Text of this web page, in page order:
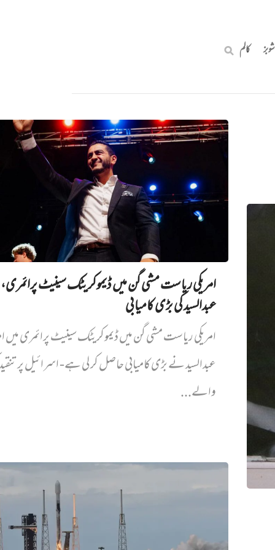
شوبز کالم
امریکی ریاست مشی گن میں ڈیموکریٹک سینیٹ پرائمری،
عبدالسید کی بڑی کامیابی
امریکی ریاست مشی گن میں ڈیموکریٹک سینیٹ پرائمری میں‌
عبدالسید نے بڑی کامیابی حاصل کر لی ہے- اسرائیل پر
والے...